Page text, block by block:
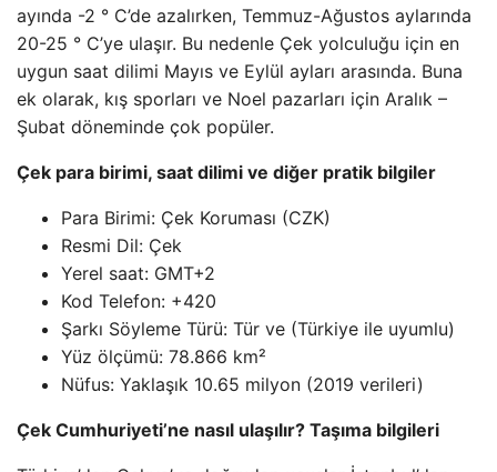
ayında -2 ° C’de azalırken, Temmuz-Ağustos aylarında
20-25 ° C’ye ulaşır. Bu nedenle Çek yolculuğu için en
uygun saat dilimi Mayıs ve Eylül ayları arasında. Buna
ek olarak, kış sporları ve Noel pazarları için Aralık –
Şubat döneminde çok popüler.
Çek para birimi, saat dilimi ve diğer pratik bilgiler
Para Birimi: Çek Koruması (CZK)
Resmi Dil: Çek
Yerel saat: GMT+2
Kod Telefon: +420
Şarkı Söyleme Türü: Tür ve (Türkiye ile uyumlu)
Yüz ölçümü: 78.866 km²
Nüfus: Yaklaşık 10.65 milyon (2019 verileri)
Çek Cumhuriyeti’ne nasıl ulaşılır? Taşıma bilgileri